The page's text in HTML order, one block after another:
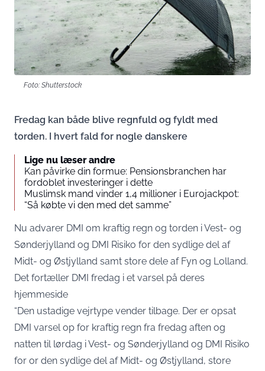
Foto: Shutterstock
Fredag kan både blive regnfuld og fyldt med
torden. I hvert fald for nogle danskere
Lige nu læser andre
Kan påvirke din formue: Pensionsbranchen har
fordoblet investeringer i dette
Muslimsk mand vinder 1,4 millioner i Eurojackpot:
“Så købte vi den med det samme”
Nu advarer DMI om kraftig regn og torden i Vest- og
Sønderjylland og DMI Risiko for den sydlige del af
Midt- og Østjylland samt store dele af Fyn og Lolland.
Det fortæller DMI fredag i et varsel på deres
hjemmeside
“Den ustadige vejrtype vender tilbage. Der er opsat
DMI varsel op for kraftig regn fra fredag aften og
natten til lørdag i Vest- og Sønderjylland og DMI Risiko
for or den sydlige del af Midt- og Østjylland, store